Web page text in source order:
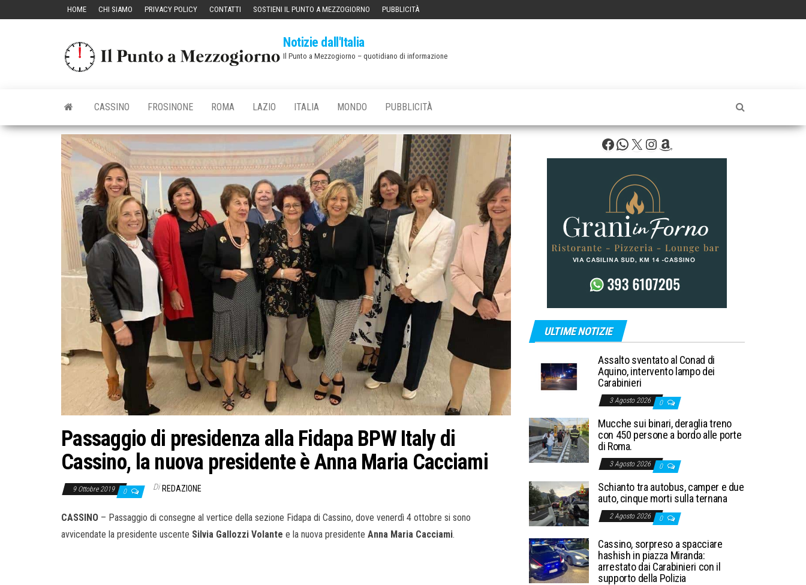
HOME CHI SIAMO PRIVACY POLICY CONTATTI SOSTIENI IL PUNTO A MEZZOGIORNO PUBBLICITÀ
Notizie dall'Italia
Il Punto a Mezzogiorno – quotidiano di informazione
CASSINO FROSINONE ROMA LAZIO ITALIA MONDO PUBBLICITÀ
Passaggio di presidenza alla Fidapa BPW Italy di
Cassino, la nuova presidente è Anna Maria Cacciami
9 Ottobre 2019 0 Di REDAZIONE
CASSINO – Passaggio di consegne al vertice della sezione Fidapa di Cassino, dove venerdì 4 ottobre si sono
avvicendate la presidente uscente Silvia Gallozzi Volante e la nuova presidente Anna Maria Cacciami.
Facebook
WhatsApp
X Instagram
Amazon
ULTIME NOTIZIE
Assalto sventato al Conad di
Aquino, intervento lampo dei
Carabinieri
3 Agosto 2026 0
Mucche sui binari, deraglia treno
con 450 persone a bordo alle porte
di Roma.
3 Agosto 2026 0
Schianto tra autobus, camper e due
auto, cinque morti sulla ternana
2 Agosto 2026 0
Cassino, sorpreso a spacciare
hashish in piazza Miranda:
arrestato dai Carabinieri con il
supporto della Polizia